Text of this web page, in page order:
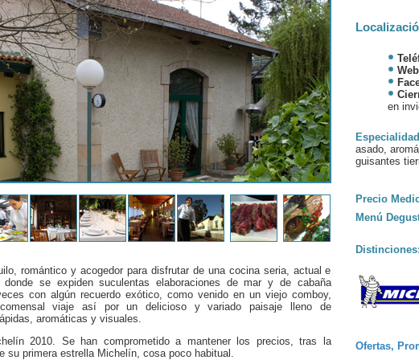
Web
en
asado,
guisantes
Precio
Menú
Distinciones:
Ofertas,
romántico y acogedor para disfrutar de una cocina seria, actual e
donde se expiden suculentas elaboraciones de mar y de cabaña
con algún recuerdo exótico, como venido en un viejo comboy,
viaje así por un delicioso y variado paisaje lleno de
aromáticas y visuales.
2010. Se han comprometido a mantener los precios, tras la
su primera estrella Michelín, cosa poco habitual.